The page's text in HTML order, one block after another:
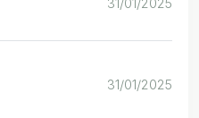
31/01/2025